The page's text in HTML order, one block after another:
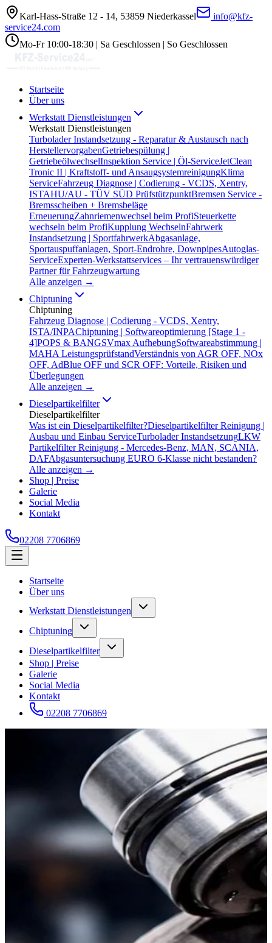
Karl-Hass-Straße 12 - 14, 53859 Niederkassel
info@kfz-
service24.com
Mo-Fr 10:00-18:30 | Sa Geschlossen | So Geschlossen
Startseite
Über uns
Werkstatt Dienstleistungen
Werkstatt Dienstleistungen
Turbolader Instandsetzung - Reparatur & Austausch nach
HerstellervorgabenGetriebespülung |
GetriebeölwechselInspektion Service | Öl-ServiceJetClean
Tronic II | Kraftstoff- und AnsaugsystemreinigungKlima
ServiceFahrzeug Diagnose | Codierung - VCDS, Xentry,
ISTAHU/AU - TÜV SÜD PrüfstützpunktBremsen Service -
Bremsscheiben + Bremsbeläge
ErneuerungZahnriemenwechsel beim ProfiSteuerkette
wechseln beim ProfiKupplung WechselnFahrwerk
Instandsetzung | SportfahrwerkAbgasanlage,
Sportauspuffanlagen, Sport-Endrohre, DownpipesAutoglas-
ServiceExperten-Werkstattservices – Ihr vertrauenswürdiger
Partner für Fahrzeugwartung
Alle anzeigen →
Chiptuning
Chiptuning
Fahrzeug Diagnose | Codierung - VCDS, Xentry,
ISTA/INPAChiptuning | Softwareoptimierung [Stage 1 -
4]POPS & BANGSVmax AufhebungSoftwareabstimmung |
MAHA LeistungsprüfstandVerständnis von AGR OFF, NOx
OFF, AdBlue OFF und SCR OFF: Vorteile, Risiken und
Überlegungen
Alle anzeigen →
Dieselpartikelfilter
Dieselpartikelfilter
Was ist ein Dieselpartikelfilter?Dieselpartikelfilter Reinigung |
Ausbau und Einbau ServiceTurbolader InstandsetzungLKW
Partikelfilter Reinigung - Mercedes-Benz, MAN, SCANIA,
DAFAbgasuntersuchung EURO 6-Klasse nicht bestanden?
Alle anzeigen →
Shop | Preise
Galerie
Social Media
Kontakt
02208 7706869
Startseite
Über uns
Werkstatt Dienstleistungen
Chiptuning
Dieselpartikelfilter
Shop | Preise
Galerie
Social Media
Kontakt
02208 7706869